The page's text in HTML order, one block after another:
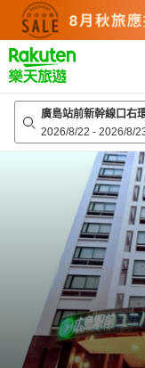
top
page
廣島站前新幹線口右
2026/8/22 - 2026/8/